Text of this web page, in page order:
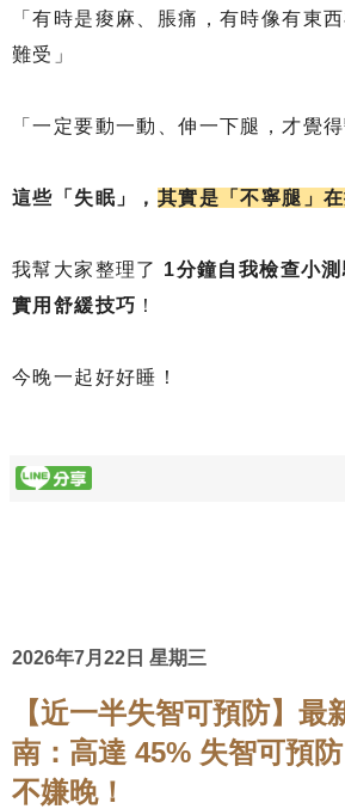
「有時是痠麻、脹痛，有時像有東
難受」
「一定要動一動、伸一下腿，才覺
這些「失眠」， 其實是「不寧腿」在
我幫大家整理了 1分鐘自我檢查小
實用舒緩技巧 ！
今晚一起好好睡！
2026年7月22日 星期三
【近一半失智可預防】最
南：高達 45% 失智可預
不嫌晚！